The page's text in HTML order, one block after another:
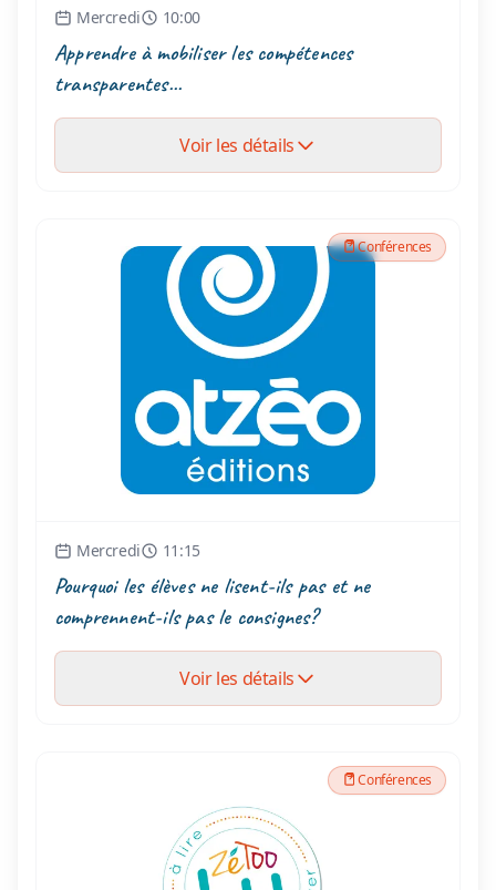
Mercredi 10:00
Apprendre à mobiliser les compétences
transparentes...
Voir les détails
Conférences
Mercredi 11:15
Pourquoi les élèves ne lisent-ils pas et ne
comprennent-ils pas le consignes?
Voir les détails
Conférences